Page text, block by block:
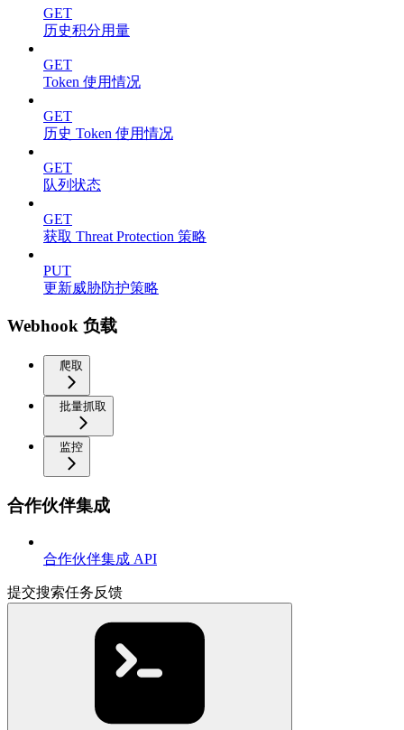
GET
历史积分用量
GET
Token 使用情况
GET
历史 Token 使用情况
GET
队列状态
GET
获取 Threat Protection 策略
PUT
更新威胁防护策略
Webhook 负载
爬取
批量抓取
监控
合作伙伴集成
合作伙伴集成 API
提交搜索任务反馈